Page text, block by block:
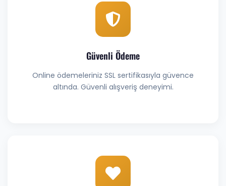
Güvenli Ödeme
Online ödemeleriniz SSL sertifikasıyla güvence
altında. Güvenli alışveriş deneyimi.